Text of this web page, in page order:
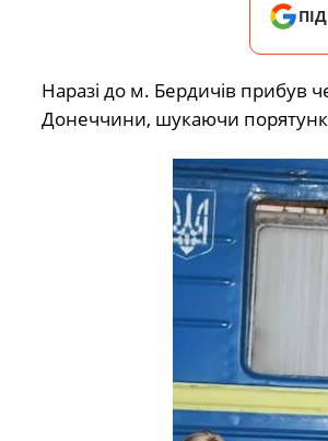
Наразі до м. Бердичів прибув
Донеччини, шукаючи